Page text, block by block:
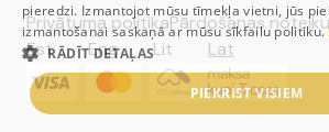
Privātuma politikaPārdošanas
Est
Eng Lit Lat
pieredzi. Izmantojot mūsu tīmekļa vietni, jūs
izmantošanai saskaņā ar mūsu sīkfailu politiku.
RĀDĪT DETAĻAS
PIEKRIST VISIEM